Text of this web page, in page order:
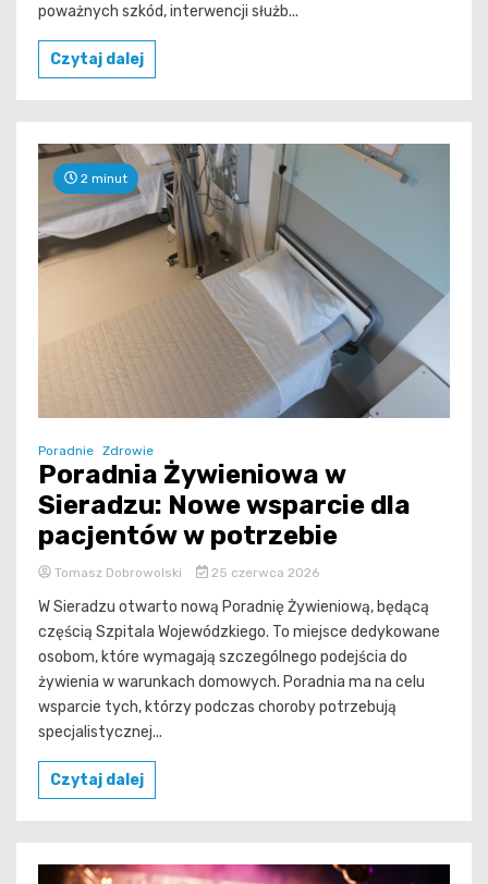
poważnych szkód, interwencji służb...
Czytaj dalej
2 minut
Poradnie Zdrowie
Poradnia Żywieniowa w
Sieradzu: Nowe wsparcie dla
pacjentów w potrzebie
Tomasz Dobrowolski 25 czerwca 2026
W Sieradzu otwarto nową Poradnię Żywieniową, będącą
częścią Szpitala Wojewódzkiego. To miejsce dedykowane
osobom, które wymagają szczególnego podejścia do
żywienia w warunkach domowych. Poradnia ma na celu
wsparcie tych, którzy podczas choroby potrzebują
specjalistycznej...
Czytaj dalej